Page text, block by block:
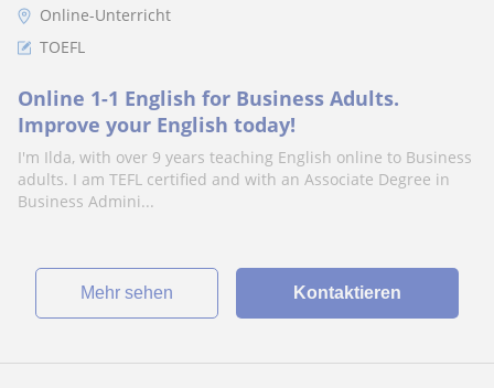
Online-Unterricht
TOEFL
Online 1-1 English for Business Adults.
Improve your English today!
I'm Ilda, with over 9 years teaching English online to Business
adults. I am TEFL certified and with an Associate Degree in
Business Admini...
Mehr sehen Kontaktieren